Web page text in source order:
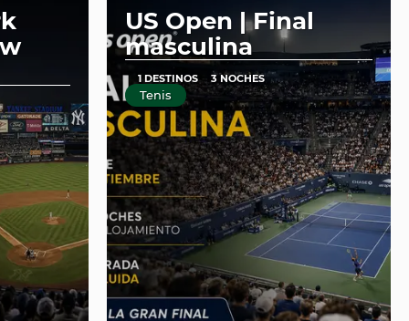
US Open | Final
masculina
1 DESTINOS 3 NOCHES
Tenis